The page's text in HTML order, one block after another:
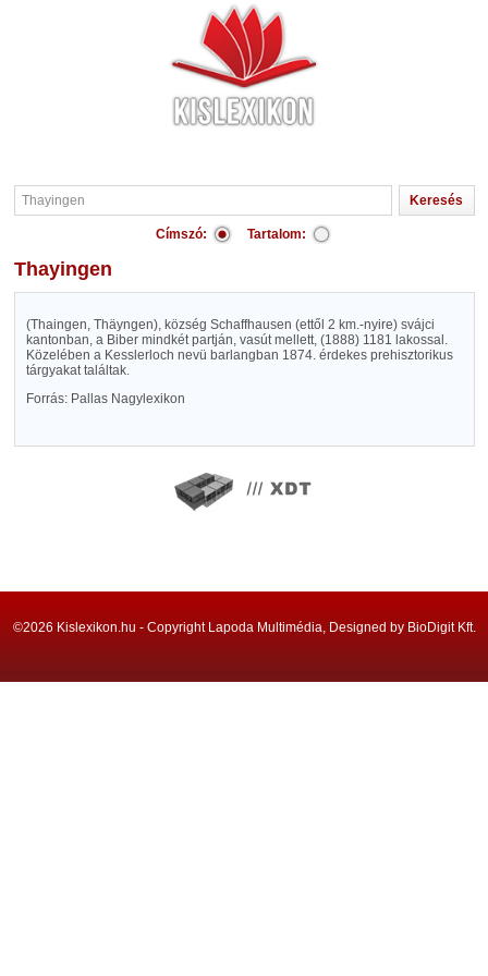
Címszó: Tartalom:
Thayingen
(Thaingen, Thäyngen), község Schaffhausen (ettől 2 km.-nyire) svájci
kantonban, a Biber mindkét partján, vasút mellett, (1888) 1181 lakossal.
Közelében a Kesslerloch nevü barlangban 1874. érdekes prehisztorikus
tárgyakat találtak.
Forrás: Pallas Nagylexikon
©2026 Kislexikon.hu - Copyright Lapoda Multimédia, Designed by BioDigit Kft.